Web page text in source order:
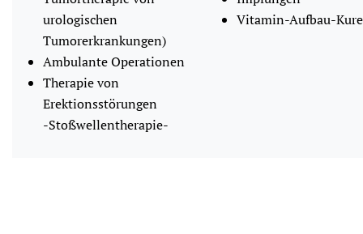
urologischen
Tumorerkrankungen)
Ambulante Operationen
Therapie von
Erektionsstörungen
-Stoßwellentherapie-
Vitamin-Aufbau-